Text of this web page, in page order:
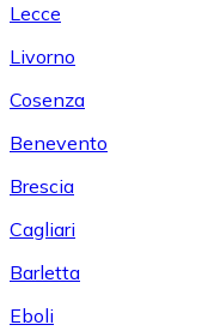
Lecce
Livorno
Cosenza
Benevento
Brescia
Cagliari
Barletta
Eboli